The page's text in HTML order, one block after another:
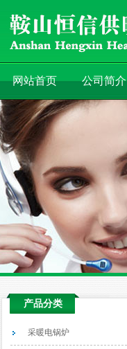
网站首页 公司简介
产品分类
采暖电锅炉